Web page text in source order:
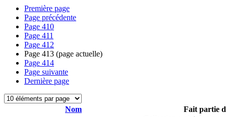
Première page
Page précédente
Page 410
Page 411
Page 412
Page 413 (page actuelle)
Page 414
Page suivante
Dernière page
Nom
Fait partie